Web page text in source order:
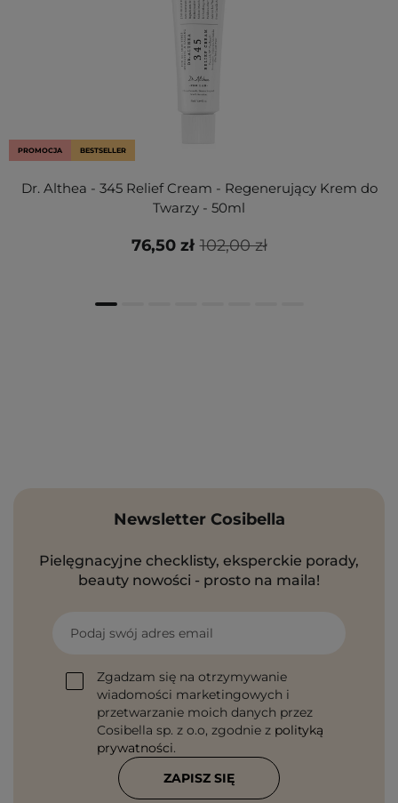
PROMOCJA BESTSELLER
Dr. Althea - 345 Relief Cream - Regenerujący Krem do
Twarzy - 50ml
102,00 zł
76,50 zł
Newsletter Cosibella
Pielęgnacyjne checklisty, eksperckie porady,
beauty nowości - prosto na maila!
Podaj swój adres email
Zgadzam się na otrzymywanie
wiadomości marketingowych i
przetwarzanie moich danych przez
Cosibella sp. z o.o, zgodnie z polityką
prywatności.
ZAPISZ SIĘ